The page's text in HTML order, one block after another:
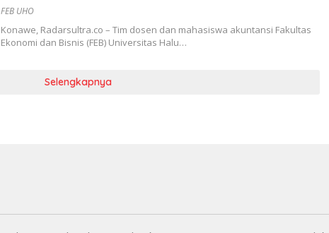
FEB UHO
Konawe, Radarsultra.co – Tim dosen dan mahasiswa akuntansi Fakultas
Ekonomi dan Bisnis (FEB) Universitas Halu…
Selengkapnya